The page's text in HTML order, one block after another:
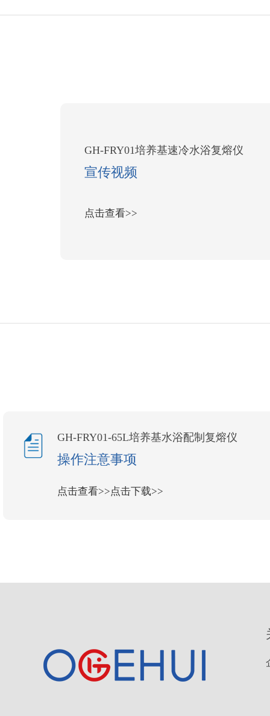
GH-FRY01培养基速冷水浴复熔仪
宣传视频
点击查看>>
GH-FRY01-65L培养基水浴配制复熔仪
操作注意事项
点击查看>>点击下载>>